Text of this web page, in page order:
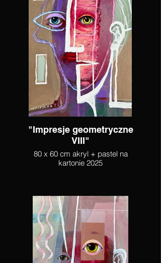
"Impresje geometryczne
VIII"
80 x 60 cm akryl + pastel na
kartonie 2025